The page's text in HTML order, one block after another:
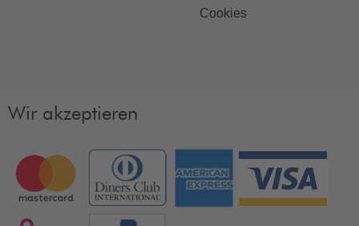
Cookies
Wir akzeptieren